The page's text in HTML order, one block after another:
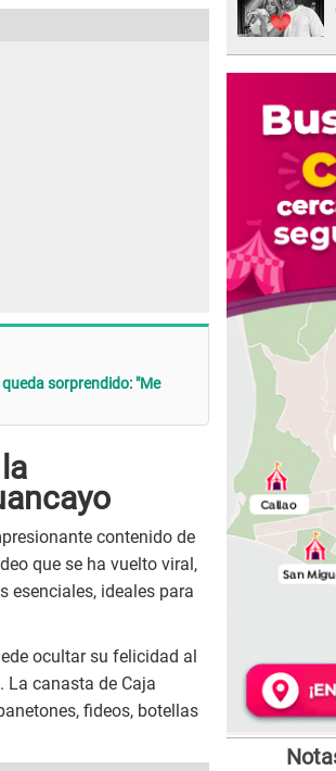
sorprendido: "Me
contenido de
que se ha vuelto viral,
esenciales, ideales para
ocultar su felicidad al
La canasta de Caja
fideos, botellas